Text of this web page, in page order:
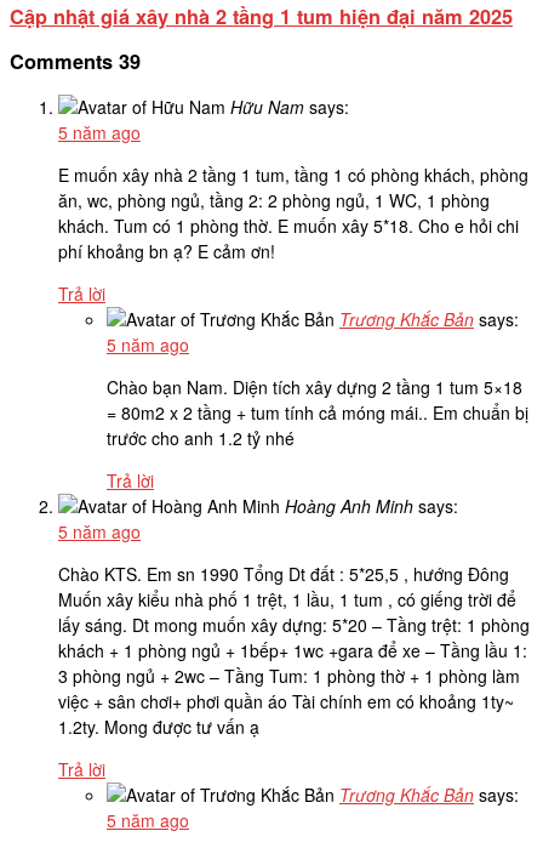
Cập nhật giá xây nhà 2 tầng 1 tum hiện đại năm 2025
Comments 39
Hữu Nam says:
5 năm ago
E muốn xây nhà 2 tầng 1 tum, tầng 1 có phòng khách, phòng
ăn, wc, phòng ngủ, tầng 2: 2 phòng ngủ, 1 WC, 1 phòng
khách. Tum có 1 phòng thờ. E muốn xây 5*18. Cho e hỏi chi
phí khoảng bn ạ? E cảm ơn!
Trả lời
Trương Khắc Bản says:
5 năm ago
Chào bạn Nam. Diện tích xây dựng 2 tầng 1 tum 5×18
= 80m2 x 2 tầng + tum tính cả móng mái.. Em chuẩn bị
trước cho anh 1.2 tỷ nhé
Trả lời
Hoàng Anh Minh says:
5 năm ago
Chào KTS. Em sn 1990 Tổng Dt đất : 5*25,5 , hướng Đông
Muốn xây kiểu nhà phố 1 trệt, 1 lầu, 1 tum , có giếng trời để
lấy sáng. Dt mong muốn xây dựng: 5*20 – Tầng trệt: 1 phòng
khách + 1 phòng ngủ + 1bếp+ 1wc +gara để xe – Tầng lầu 1:
3 phòng ngủ + 2wc – Tầng Tum: 1 phòng thờ + 1 phòng làm
việc + sân chơi+ phơi quần áo Tài chính em có khoảng 1ty~
1.2ty. Mong được tư vấn ạ
Trả lời
Trương Khắc Bản says:
5 năm ago